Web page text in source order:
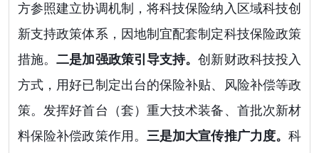
方参照建立协调机制，将科技保险纳入区域科技创
新支持政策体系，因地制宜配套制定科技保险政策
措施。二是加强政策引导支持。创新财政科技投入
方式，用好已制定出台的保险补贴、风险补偿等政
策。发挥好首台（套）重大技术装备、首批次新材
料保险补偿政策作用。 三是加大宣传推广力度。科